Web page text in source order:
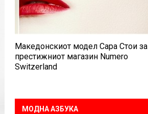
Македонскиот модел Сара Стои за
престижниот магазин Numero
Switzerland
МОДНА АЗБУКА